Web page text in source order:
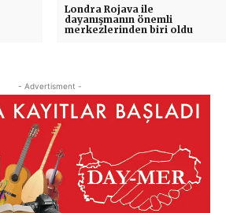
Londra Rojava ile
dayanışmanın önemli
merkezlerinden biri oldu
- Advertisment -